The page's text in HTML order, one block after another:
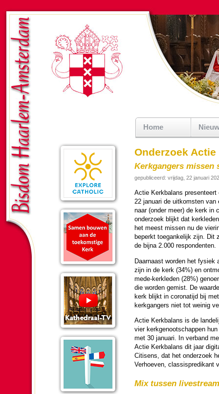
Home
Onderzoek
Kerkgangers missen
gepubliceerd: vrijdag, 22 januari
Actie Kerk­ba­lans presen­teert
22 januari de uit­kom­sten van
naar (onder meer) de kerk in
onder­zoek blijkt dat
het meest missen nu de
beperkt toe­gan­ke­lijk zijn. Dit
de bijna 2.000 res­pon­denten.
Daar­naast wor­den het fysiek
zijn in de kerk (34%) en
mede-kerk­le­den (28%)
die wor­den gemist. De
kerk blijkt in corona­tijd bij
kerk­gan­gers niet tot weinig
Actie Kerk­ba­lans is de
vier kerk­ge­noot­schappen
met 30 januari. In ver­band
Actie Kerk­ba­lans dit jaar
Citisens, dat het onder­zoek
Verhoeven, classispredi­kant
Mix tussen